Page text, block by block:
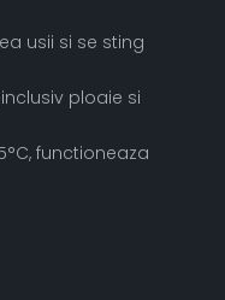
usii si se sting
ploaie si
functioneaza